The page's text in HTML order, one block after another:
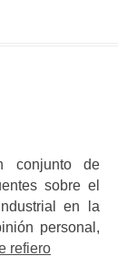
conjunto de
sobre el
en la
personal,
refiero